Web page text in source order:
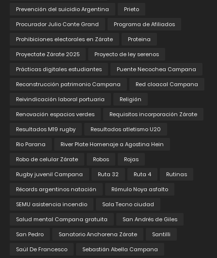
Prevención del suicidio Argentina
Prieto
Procurador Julio Conte Grand
Programa de Afiliados
Prohibiciones electorales en Zárate
Proteina
Proyectate Zárate 2025
Proyecto de ley serenos
Prácticas digitales estudiantes
Puente Necochea Campana
Reconstrucción patrimonio Campana
Red cloacal Campana
Reivindicación laboral portuaria
Religión
Renovación espacios verdes
Requisitos incorporación Zárate
Resultados M19 rugby
Resultados atletismo U20
Rio Parana
River Plate Homenaje a Agostina Hein
Robo de celular Zárate
Robos
Rojas
Rugby juvenil Campana
Ruta 32 Ruta 4
Rutinas
Récords argentinos natación
Rómulo Noya asfalto
SEMU asistencia incendio
Sala Tecno ciudad
Salud mental Campana gratuita
San Andrés de Giles
San Pedro
Sanatorio Anchorena Zárate
Santilli
Saúl De Francesco
Sebastián Abella Campana